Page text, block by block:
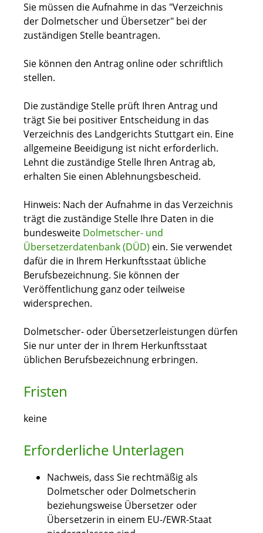
Sie müssen die Aufnahme in das "Verzeichnis
der Dolmetscher und Übersetzer" bei der
zuständigen Stelle beantragen.
Sie können den Antrag online oder schriftlich
stellen.
Die zuständige Stelle prüft Ihren Antrag und
trägt Sie bei positiver Entscheidung in das
Verzeichnis des Landgerichts Stuttgart ein. Eine
allgemeine Beeidigung ist nicht erforderlich.
Lehnt die zuständige Stelle Ihren Antrag ab,
erhalten Sie einen Ablehnungsbescheid.
Hinweis: Nach der Aufnahme in das Verzeichnis
trägt die zuständige Stelle Ihre Daten in die
bundesweite Dolmetscher- und
Übersetzerdatenbank (DÜD) ein. Sie verwendet
dafür die in Ihrem Herkunftsstaat übliche
Berufsbezeichnung. Sie können der
Veröffentlichung ganz oder teilweise
widersprechen.
Dolmetscher- oder Übersetzerleistungen dürfen
Sie nur unter der in Ihrem Herkunftsstaat
üblichen Berufsbezeichnung erbringen.
Fristen
keine
Erforderliche Unterlagen
Nachweis, dass Sie rechtmäßig als
Dolmetscher oder Dolmetscherin
beziehungsweise Übersetzer oder
Übersetzerin in einem EU-/EWR-Staat